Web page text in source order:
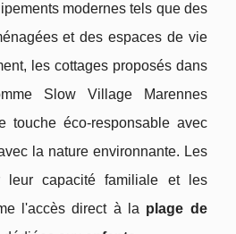
modernes tels que des
et des espaces de vie
les cottages proposés dans
Slow Village Marennes
touche éco-responsable avec
la nature environnante. Les
leur capacité familiale et les
l'accès direct à la plage de